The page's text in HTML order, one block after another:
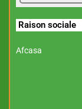
Raison sociale
Afcasa